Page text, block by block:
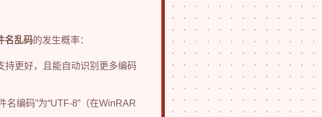
名乱码的发生概率：
持更好，且能自动识别更多编码
名编码”为“UTF-8”（在WinRAR